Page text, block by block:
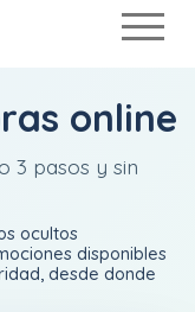
online
3 pasos y sin
ocultos
disponibles
desde donde